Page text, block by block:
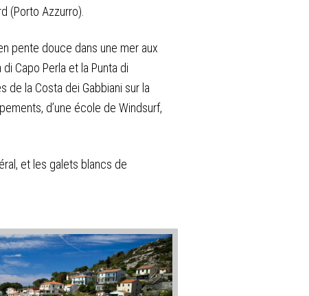
(Porto Azzurro).
pente douce dans une mer aux
Capo Perla et la Punta di
de la Costa dei Gabbiani sur la
d’une école de Windsurf,
et les galets blancs de